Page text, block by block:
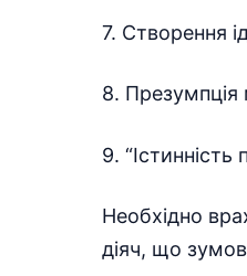
7. Створення
8.
9. “Істинність
Необхідно
діяч, що